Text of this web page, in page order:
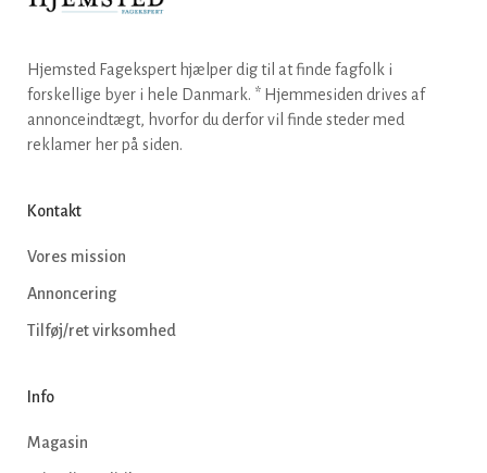
Hjemsted Fagekspert hjælper dig til at finde fagfolk i
forskellige byer i hele Danmark. * Hjemmesiden drives af
annonceindtægt, hvorfor du derfor vil finde steder med
reklamer her på siden.
Kontakt
Vores mission
Annoncering
Tilføj/ret virksomhed
Info
Magasin